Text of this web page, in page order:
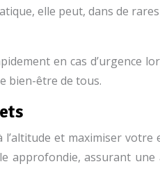
elle peut, dans de
en cas d’urgence
bien-être de tous.
et maximiser votre
approfondie, assurant une